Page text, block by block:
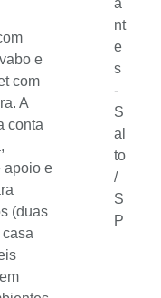
e
com
A
conta
apoio e
(duas
casa
a
nt
e
s
-
S
al
to
/
S
P